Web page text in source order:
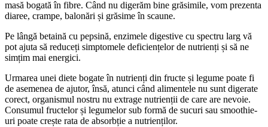
masă bogată în fibre. Când nu digerăm bine grăsimile, vom prezenta
diaree, crampe, balonări și grăsime în scaune.
Pe lângă betaină cu pepsină, enzimele digestive cu spectru larg vă
pot ajuta să reduceți simptomele deficiențelor de nutrienți și să ne
simțim mai energici.
Urmarea unei diete bogate în nutrienți din fructe și legume poate fi
de asemenea de ajutor, însă, atunci când alimentele nu sunt digerate
corect, organismul nostru nu extrage nutrienții de care are nevoie.
Consumul fructelor și legumelor sub formă de sucuri sau smoothie-
uri poate crește rata de absorbție a nutrienților.